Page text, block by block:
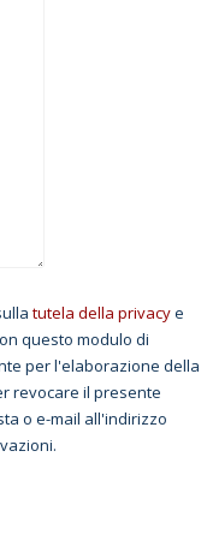
tutela della privacye
questo modulo di
per l'elaborazione della
revocare il presente
o e-mail all'indirizzo